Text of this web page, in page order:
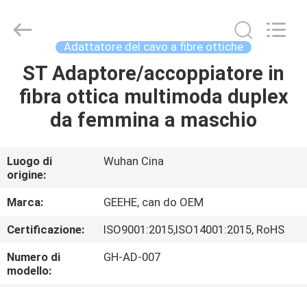
CASA
PRODOTTI
CIRCA
NOI
GIRO
DELLA
FABBRICA
Optical
Communication
Reserved.
Developed
Adattatore del cavo a fibre ottiche
ST Adaptore/accoppiatore in
fibra ottica multimoda duplex
da femmina a maschio
Luogo di
origine:
Wuhan Cina
Marca:
GEEHE, can do OEM
Certificazione:
ISO9001:2015,ISO14001:2015, RoHS
Numero di
modello:
GH-AD-007